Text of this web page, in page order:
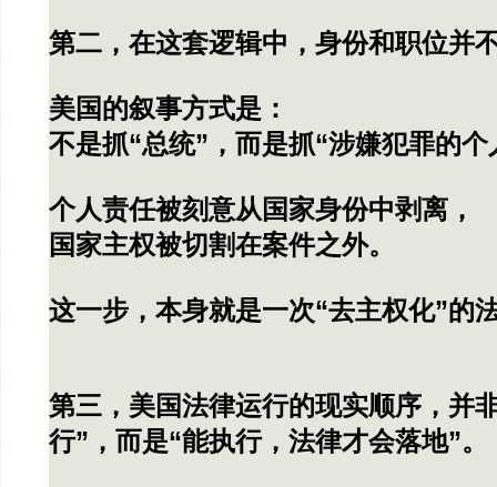
第二，在这套逻辑中，身份和职位并
美国的叙事方式是：
不是抓“总统”，而是抓“涉嫌犯罪的个
个人责任被刻意从国家身份中剥离，
国家主权被切割在案件之外。
这一步，本身就是一次“去主权化”的
第三，美国法律运行的现实顺序，并
行”，而是“能执行，法律才会落地”。